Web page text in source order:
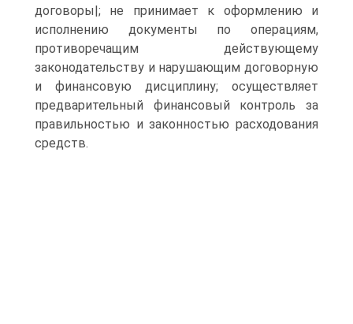
договоры|; не принимает к оформлению и
исполнению документы по операциям,
противоречащим действующему
законодательству и нарушающим договорную
и финансовую дисциплину; осуществляет
предварительный финансовый контроль за
правильностью и законностью расходования
средств.